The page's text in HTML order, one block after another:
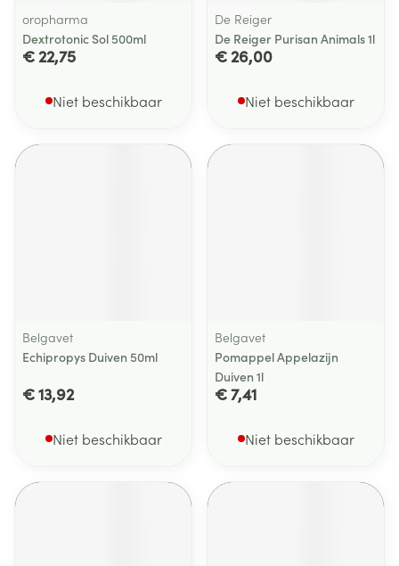
oropharma
Dextrotonic Sol 500ml
€ 22,75
Niet beschikbaar
De Reiger
De Reiger Purisan Animals 1l
€ 26,00
Niet beschikbaar
Belgavet
Echipropys Duiven 50ml
€ 13,92
Niet beschikbaar
Belgavet
Pomappel Appelazijn
Duiven 1l
€ 7,41
Niet beschikbaar